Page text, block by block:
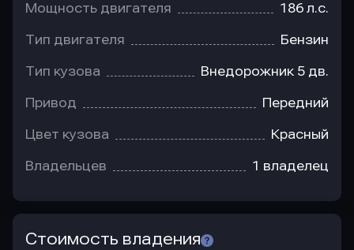
Мощность двигателя 186 л.с.
Тип двигателя Бензин
Тип кузова Внедорожник 5 дв.
Привод Передний
Цвет кузова Красный
Владельцев 1 владелец
Стоимость владения